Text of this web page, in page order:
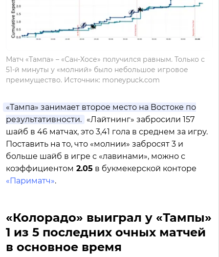
Матч «Тампа» – «Сан-Хосе» получился равным. Только с
51-й минуты у «молний» было небольшое игровое
преимущество. Источник: moneypuck.com
«Тампа» занимает второе место на Востоке по
результативности. «Лайтнинг» забросили 157
шайб в 46 матчах, это 3,41 гола в среднем за игру.
Поставить на то, что «молнии» забросят 3 и
больше шайб в игре с «лавинами», можно с
коэффициентом 2.05 в букмекерской конторе
«Париматч».
«Колорадо» выиграл у «Тампы»
1 из 5 последних очных матчей
в основное время